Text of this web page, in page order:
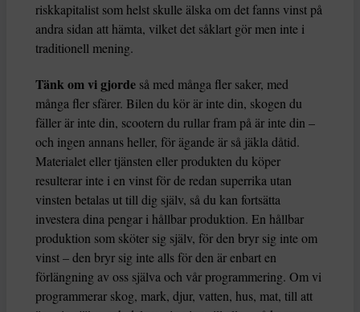
riskkapitalist som helst skulle älska om det fanns vinst på
andra sidan att hämta, vilket det såklart gör men inte i
traditionell mening.
Tänk om vi gjorde så med många fler saker, med
många fler sfärer. Bilen du kör är inte din, skogen du
fäller är inte din, scootern du rullar fram på är inte din –
och ingen annans heller, för ägande är så jäkla dåtid.
Materialet eller tjänsten eller produkten du köper
resulterar inte i en vinst för de redan superrika utan
vinsten betalas ut till dig själv, så du kan fortsätta
investera dina pengar i hållbar produktion. En hållbar
produktion som sköter sig själv, för den bryr sig inte om
vinst – den bryr sig inte alls för den är enbart en
förlängning av oss själva och vår programmering. Om vi
programmerar skog, mark, djur, vatten, hus, mat, till att